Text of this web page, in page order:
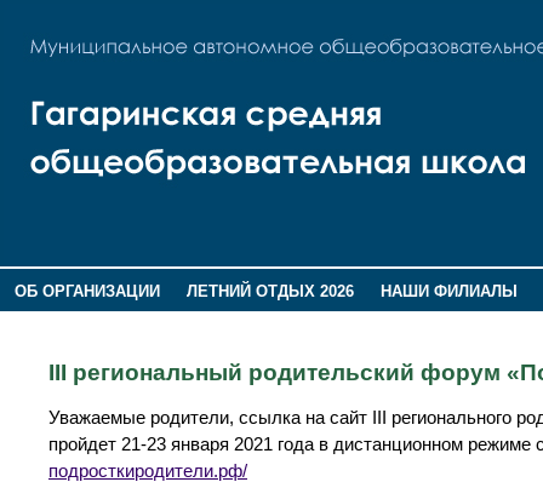
ОБ ОРГАНИЗАЦИИ ЛЕТНИЙ ОТДЫХ 2026
НАШИ ФИЛИАЛЫ
III региональный родительский форум
Уважаемые родители, ссылка на сайт III регионального
пройдет 21-23 января 2021 года в дистанционном
подросткиродители.рф/